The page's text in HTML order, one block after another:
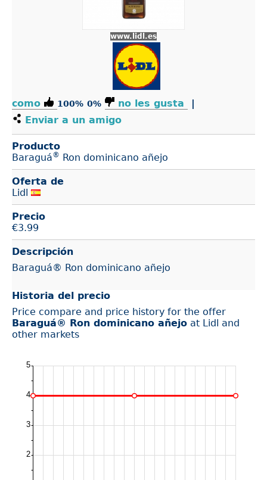
www.lidl.es
como 100% 0% no les gusta
|
Enviar a un amigo
Producto
Baraguá® Ron dominicano añejo
Oferta de
Lidl
Precio
€3.99
Descripción
Baraguá® Ron dominicano añejo
Historia del precio
Price compare and price history for the offer
Baraguá® Ron dominicano añejo at Lidl and
other markets